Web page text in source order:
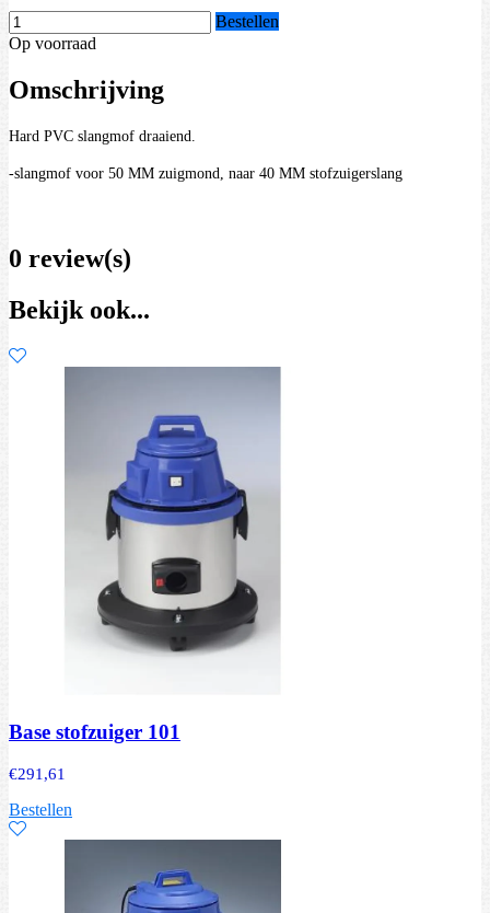
Bestellen
Op voorraad
Omschrijving
Hard PVC slangmof draaiend.
-slangmof voor 50 MM zuigmond, naar 40 MM stofzuigerslang
0 review(s)
Bekijk ook...
Base stofzuiger 101
€291,61
Bestellen